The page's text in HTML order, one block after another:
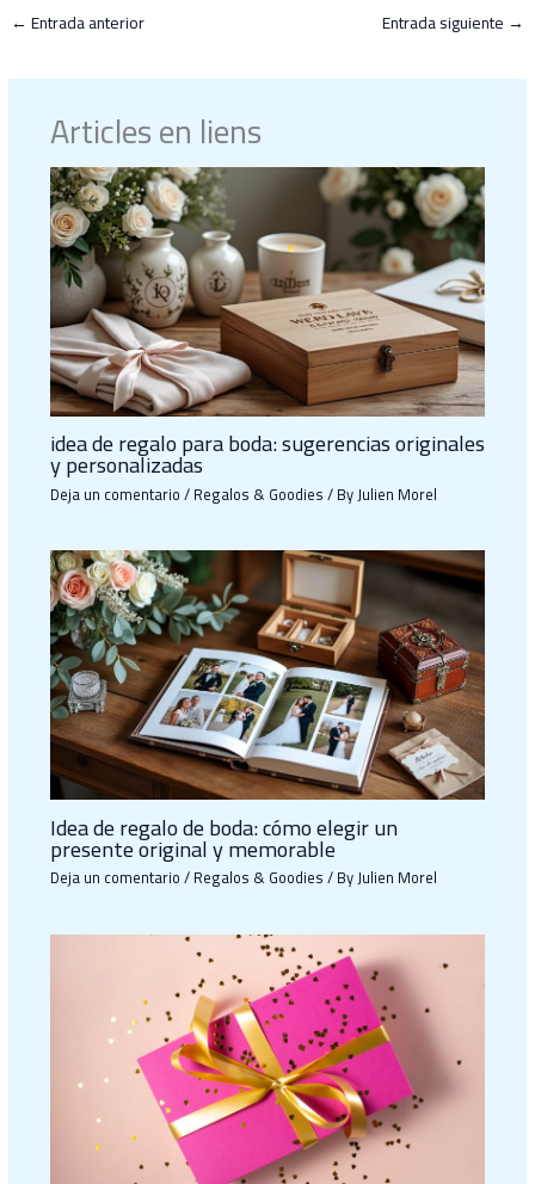
←Entrada anterior Entrada siguiente →
Articles en liens
idea de regalo para boda: sugerencias originales
y personalizadas
Deja un comentario/Regalos & Goodies/ ByJulien Morel
Idea de regalo de boda: cómo elegir un
presente original y memorable
Deja un comentario/Regalos & Goodies/ ByJulien Morel